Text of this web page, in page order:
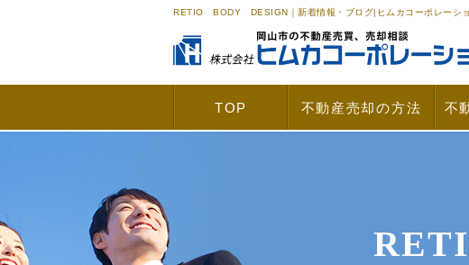
RETIO BODY DESIGN｜新着情報・ブログ|ヒムカコーポレーシ
TOP 不動産売却の方法 不